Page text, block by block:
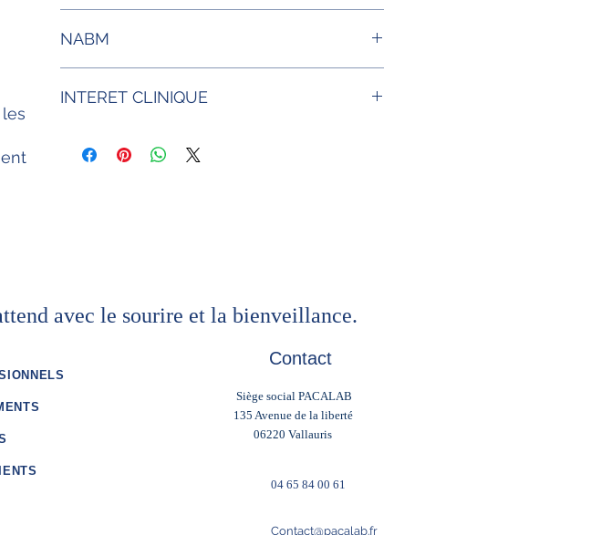
72 H réfrigérées
NABM
INTERET CLINIQUE
prescrite "hémocult") est un test de dépistage du
avec le sourire et la bienveillance.
Contact
Siège social PACALAB
135 Avenue de la liberté
06220 Vallauris
04 65 84 00 61
Contact@pacalab.fr